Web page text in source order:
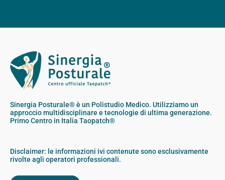
Sinergia Posturale® è un Polistudio Medico. Utilizziamo un
approccio multidisciplinare e tecnologie di ultima generazione.
Primo Centro in Italia Taopatch®
Disclaimer: le informazioni ivi contenute sono esclusivamente
rivolte agli operatori professionali.